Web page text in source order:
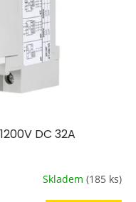
DC 32A
Skladem (185 ks)